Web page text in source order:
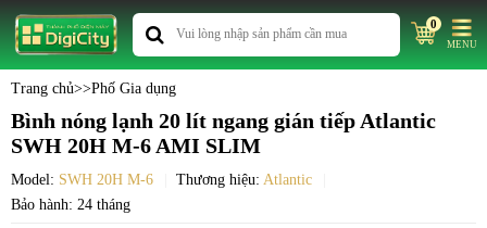
0
MENU
Trang chủ>>Phố Gia dụng
Bình nóng lạnh 20 lít ngang gián tiếp Atlantic
SWH 20H M-6 AMI SLIM
Model: SWH 20H M-6 Thương hiệu: Atlantic
Bảo hành: 24 tháng